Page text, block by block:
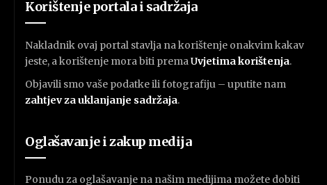
Korištenje portala i sadržaja
Nakladnik ovaj portal stavlja na korištenje onakvim kakav
jeste, a korištenje mora biti premaUvjetima korištenja.
Objavili smo vaše podatke ili fotografiju – uputite nam
zahtjev za uklanjanje sadržaja.
Oglašavanje i zakup medija
Ponudu za oglašavanje na našim medijima možete dobiti